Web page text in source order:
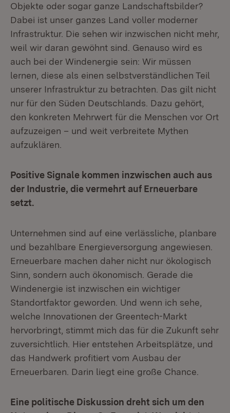
Objekte oder sogar ganze Landschaftsbilder?
Dabei ist unser ganzes Land voller moderner
Infrastruktur. Die sehen wir inzwischen nicht mehr,
weil wir daran gewöhnt sind. Genauso wird es
auch bei der Windenergie sein: Wir müssen
lernen, diese als einen selbstverständlichen Teil
unserer Infrastruktur zu betrachten. Das gilt nicht
nur für den Süden Deutschlands. Dazu gehört,
den konkreten Mehrwert für die Menschen vor Ort
aufzuzeigen – und weit verbreitete Mythen
aufzuklären.
Positive Signale kommen inzwischen auch aus
der Industrie, die vermehrt auf Erneuerbare
setzt.
Unternehmen sind auf eine verlässliche, planbare
und bezahlbare Energieversorgung angewiesen.
Erneuerbare machen daher nicht nur ökologisch
Sinn, sondern auch ökonomisch. Gerade die
Windenergie ist inzwischen ein wichtiger
Standortfaktor geworden. Und wenn ich sehe,
welche Innovationen der Greentech-Markt
hervorbringt, stimmt mich das für die Zukunft sehr
zuversichtlich. Hier entstehen Arbeitsplätze, und
das Handwerk profitiert vom Ausbau der
Erneuerbaren. Darin liegt eine große Chance.
Eine politische Diskussion dreht sich um den